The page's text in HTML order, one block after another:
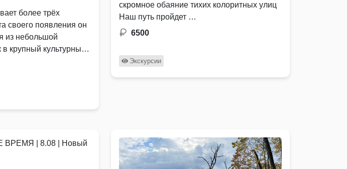
более трёх
своего появления он
из небольшой
крупный культурный
скромное обаяние тихих колоритных улиц
Наш путь пройдет …
6500
Экскурсии